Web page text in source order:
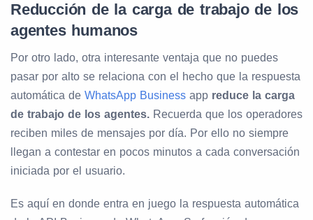
Reducción de la carga de trabajo de los
agentes humanos
Por otro lado, otra interesante ventaja que no puedes
pasar por alto se relaciona con el hecho que la respuesta
automática de WhatsApp Business app reduce la carga
de trabajo de los agentes. Recuerda que los operadores
reciben miles de mensajes por día. Por ello no siempre
llegan a contestar en pocos minutos a cada conversación
iniciada por el usuario.
Es aquí en donde entra en juego la respuesta automática